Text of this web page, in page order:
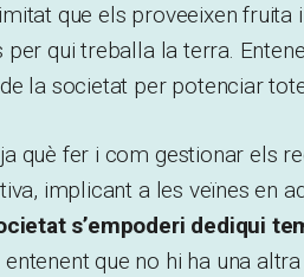
que els proveeixen
per qui treballa la terra.
la societat per potenciar
què fer i com gestionar els
implicant a les veïnes en
s’empoderi dediqui
que no hi ha una